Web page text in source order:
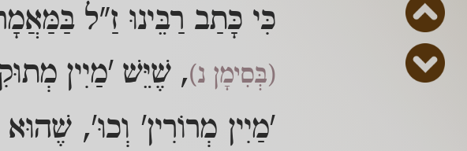
כִּי כָּתַב רַבֵּינוּ זַ"ל
(בְּסִימָן נ), שֶׁיֵּשׁ 'מַיִין
'מַיִין מְרוֹרִין' וְכוּ',